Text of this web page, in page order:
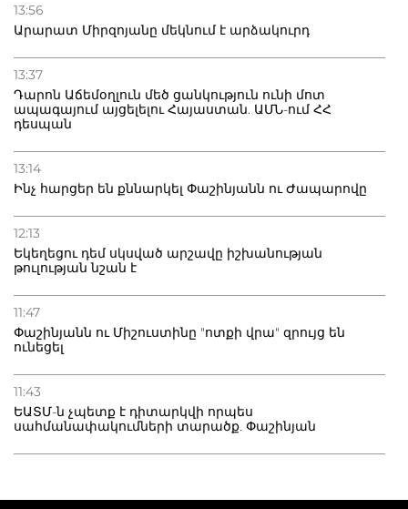
13:56
Արարատ Միրզոյանը մեկնում է արձակուրդ
13:37
Դարոն Աճեմօղլուն մեծ ցանկություն ունի մոտ
ապագայում այցելելու Հայաստան. ԱՄՆ-ում ՀՀ
դեսպան
13:14
Ինչ հարցեր են քննարկել Փաշինյանն ու Ժապարովը
12:13
Եկեղեցու դեմ սկսված արշավը իշխանության
թուլության նշան է
11:47
Փաշինյանն ու Միշուստինը "ոտքի վրա" զրույց են
ունեցել
11:43
ԵԱՏՄ-ն չպետք է դիտարկվի որպես
սահմանափակումների տարածք. Փաշինյան